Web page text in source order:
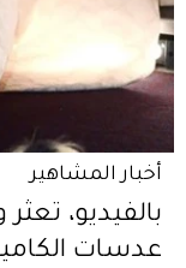
أخبار المشاهير
بالفيديو،
عدسات